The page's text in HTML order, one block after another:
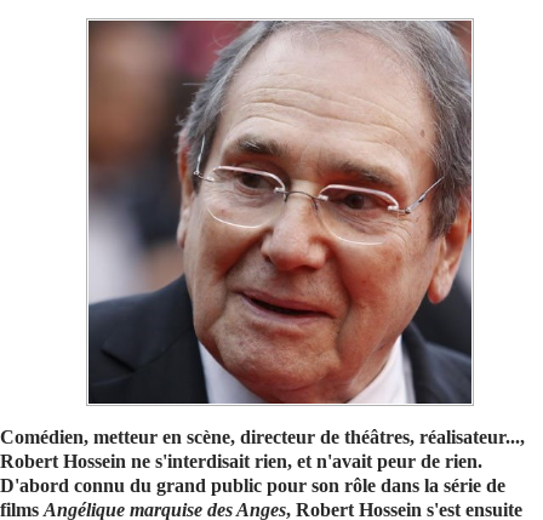
Comédien, metteur en scène, directeur de théâtres, réalisateur...,
Robert Hossein ne s'interdisait rien, et n'avait peur de rien.
D'abord connu du grand public pour son rôle dans la série de
films Angélique marquise des Anges, Robert Hossein s'est ensuite